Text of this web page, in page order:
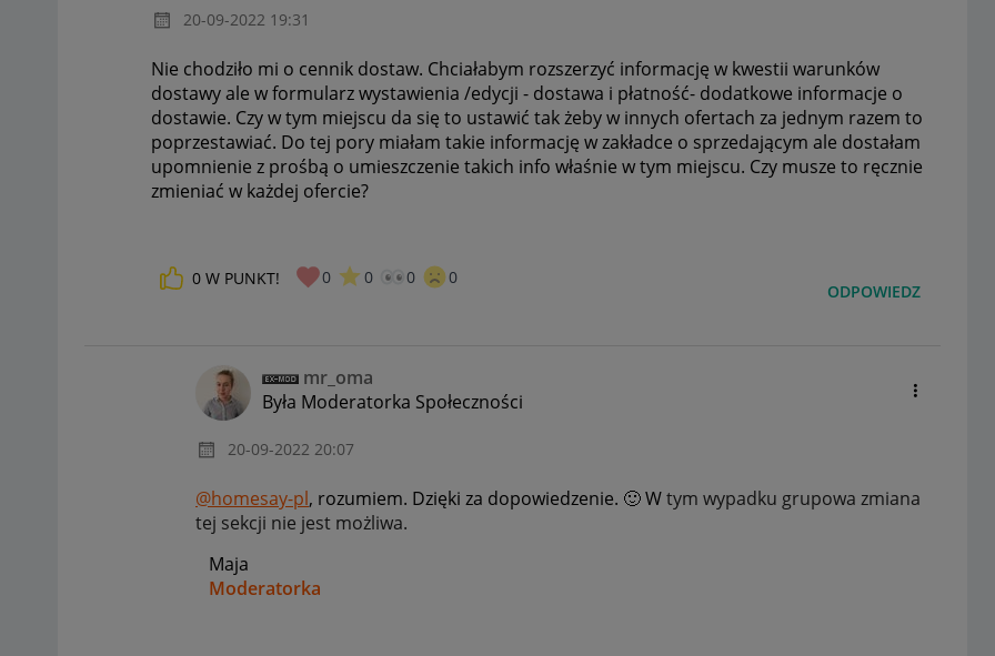
‎20-09-2022 19:31
Nie chodziło mi o cennik dostaw. Chciałabym rozszerzyć informację w kwestii warunków
dostawy ale w formularz wystawienia /edycji - dostawa i płatność- dodatkowe informacje o
dostawie. Czy w tym miejscu da się to ustawić tak żeby w innych ofertach za jednym razem to
poprzestawiać. Do tej pory miałam takie informację w zakładce o sprzedającym ale dostałam
upomnienie z prośbą o umieszczenie takich info właśnie w tym miejscu. Czy musze to ręcznie
zmieniać w każdej ofercie?
0 W PUNKT! 0 0 0 0
ODPOWIEDZ
mr_oma
Była Moderatorka Społeczności
‎20-09-2022 20:07
@homesay-pl, rozumiem. Dzięki za dopowiedzenie. 🙂Wtym wypadku grupowa zmiana
tej sekcji nie jest możliwa.
Maja
Moderatorka